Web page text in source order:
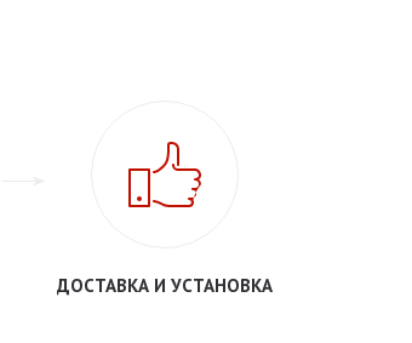
ДОСТАВКА И УСТАНОВКА